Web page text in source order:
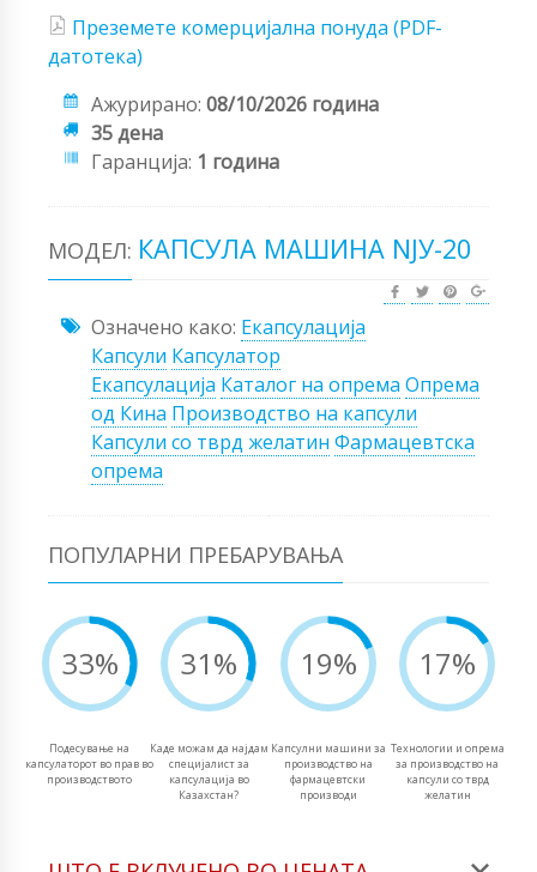
Преземете комерцијална понуда (PDF-
датотека)
Ажурирано: 08/10/2026 година
35 дена
Гаранција: 1 година
МОДЕЛ: КАПСУЛА МАШИНА NJУ-20
Означено како: Екапсулација
Капсули Капсулатор
Екапсулација Каталог на опрема Опрема
од Кина Производство на капсули
Капсули со тврд желатин Фармацевтска
опрема
ПОПУЛАРНИ ПРЕБАРУВАЊА
33%
Подесување на
капсулаторот во прав во
производството
31%
Каде можам да најдам
специјалист за
капсулација во
Казахстан?
19%
Капсулни машини за
производство на
фармацевтски
производи
17%
Технологии и опрема
за производство на
капсули со тврд
желатин